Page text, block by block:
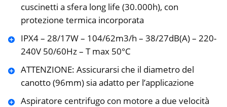
cuscinetti a sfera long life (30.000h), con
protezione termica incorporata
IPX4 – 28/17W – 104/62m3/h – 38/27dB(A) – 220-
240V 50/60Hz – T max 50°C
ATTENZIONE: Assicurarsi che il diametro del
canotto (96mm) sia adatto per l’applicazione
Aspiratore centrifugo con motore a due velocità